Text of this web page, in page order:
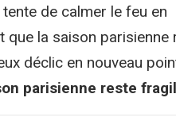
de calmer le feu en
que la saison parisienne
déclic en nouveau
parisienne reste